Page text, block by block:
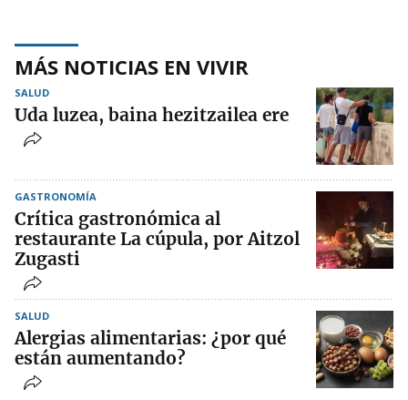
MÁS NOTICIAS EN VIVIR
SALUD
Uda luzea, baina hezitzailea ere
GASTRONOMÍA
Crítica gastronómica al
restaurante La cúpula, por Aitzol
Zugasti
SALUD
Alergias alimentarias: ¿por qué
están aumentando?